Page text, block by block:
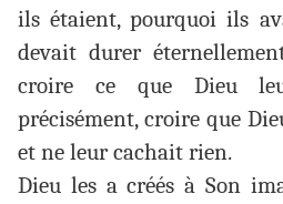
ils étaient, pourquoi ils
devait durer
croire ce que Dieu
précisément, croire que
et ne leur cachait rien.
Dieu les a créés à Son